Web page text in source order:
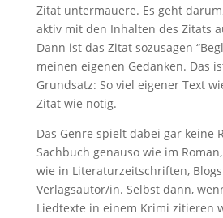
Zitat untermauere. Es geht
aktiv mit den Inhalten des Zitats
Dann ist das Zitat sozusagen
meinen eigenen Gedanken. Das
Grundsatz: So viel eigener Text
Zitat wie nötig.
Das Genre spielt dabei gar keine
Sachbuch genauso wie im
wie in Literaturzeitschriften,
Verlagsautor/in. Selbst dann,
Liedtexte in einem Krimi zitieren